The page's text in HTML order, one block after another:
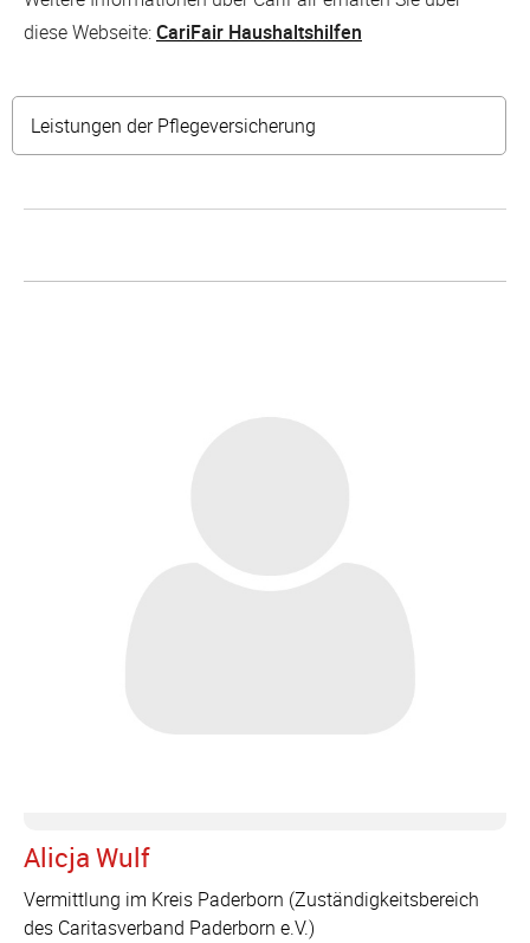
diese Webseite:CariFair Haushaltshilfen
Leistungen der Pflegeversicherung
Alicja Wulf
Vermittlung im Kreis Paderborn (Zuständigkeitsbereich
des Caritasverband Paderborn e.V.)